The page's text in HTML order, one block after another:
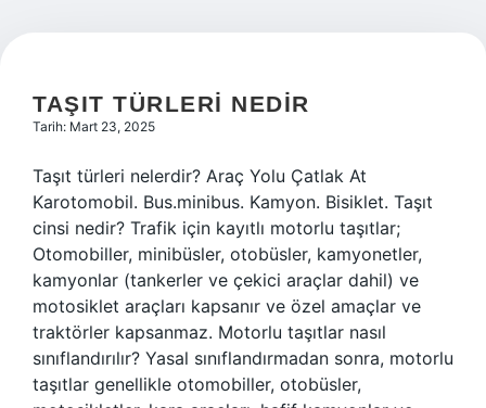
TAŞIT TÜRLERI NEDIR
Tarih: Mart 23, 2025
Taşıt türleri nelerdir? Araç Yolu Çatlak At
Karotomobil. Bus.minibus. Kamyon. Bisiklet. Taşıt
cinsi nedir? Trafik için kayıtlı motorlu taşıtlar;
Otomobiller, minibüsler, otobüsler, kamyonetler,
kamyonlar (tankerler ve çekici araçlar dahil) ve
motosiklet araçları kapsanır ve özel amaçlar ve
traktörler kapsanmaz. Motorlu taşıtlar nasıl
sınıflandırılır? Yasal sınıflandırmadan sonra, motorlu
taşıtlar genellikle otomobiller, otobüsler,